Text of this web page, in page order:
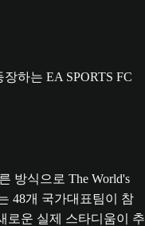
방식으로 The World's
48개 국가대표팀이 참
로운 실제 스타디움이 추